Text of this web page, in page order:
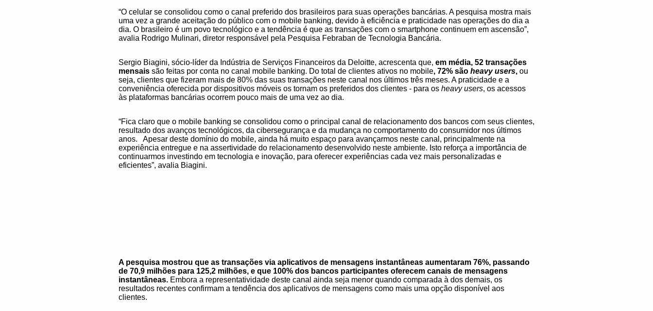
“O celular se consolidou como o canal preferido dos brasileiros para suas operações bancárias. A pesquisa mostra mais
uma vez a grande aceitação do público com o mobile banking, devido à eficiência e praticidade nas operações do dia a
dia. O brasileiro é um povo tecnológico e a tendência é que as transações com o smartphone continuem em ascensão”,
avalia Rodrigo Mulinari, diretor responsável pela Pesquisa Febraban de Tecnologia Bancária.
Sergio Biagini, sócio-líder da Indústria de Serviços Financeiros da Deloitte, acrescenta que, em média, 52 transações
mensais são feitas por conta no canal mobile banking. Do total de clientes ativos no mobile, 72% são heavy users, ou
seja, clientes que fizeram mais de 80% das suas transações neste canal nos últimos três meses. A praticidade e a
conveniência oferecida por dispositivos móveis os tornam os preferidos dos clientes - para os heavy users, os acessos
às plataformas bancárias ocorrem pouco mais de uma vez ao dia.
“Fica claro que o mobile banking se consolidou como o principal canal de relacionamento dos bancos com seus clientes,
resultado dos avanços tecnológicos, da cibersegurança e da mudança no comportamento do consumidor nos últimos
anos. Apesar deste domínio do mobile, ainda há muito espaço para avançarmos neste canal, principalmente na
experiência entregue e na assertividade do relacionamento desenvolvido neste ambiente. Isto reforça a importância de
continuarmos investindo em tecnologia e inovação, para oferecer experiências cada vez mais personalizadas e
eficientes”, avalia Biagini.
A pesquisa mostrou que as transações via aplicativos de mensagens instantâneas aumentaram 76%, passando
de 70,9 milhões para 125,2 milhões, e que 100% dos bancos participantes oferecem canais de mensagens
instantâneas. Embora a representatividade deste canal ainda seja menor quando comparada à dos demais, os
resultados recentes confirmam a tendência dos aplicativos de mensagens como mais uma opção disponível aos
clientes.